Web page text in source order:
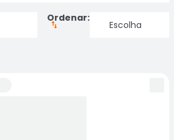
Ordenar: